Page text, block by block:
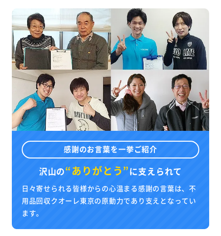
感謝のお言葉を一挙ご紹介
沢山の“ありがとう”に支えられて
日々寄せられる皆様からの心温まる感謝の言葉は、不
用品回収クオーレ東京の原動力であり支えとなってい
ます。